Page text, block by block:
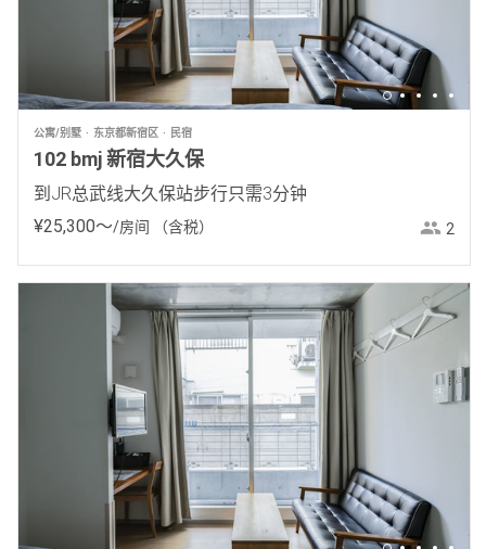
公寓/别墅 东京都新宿区 民宿
102 bmj 新宿大久保
到JR总武线大久保站步行只需3分钟
¥25,300〜/房间 （含税） 2